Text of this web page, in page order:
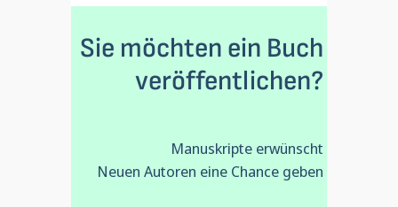
Sie möchten ein Buch
ver­öf­fentlichen?
Manuskripte erwünscht
Neuen Autoren eine Chance geben